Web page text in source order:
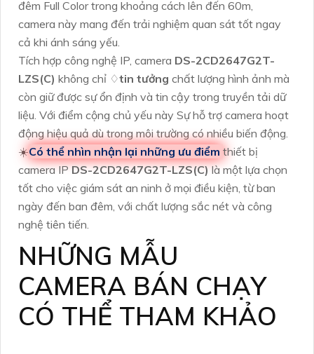
đêm Full Color trong khoảng cách lên đến 60m,
camera này mang đến trải nghiệm quan sát tốt ngay
cả khi ánh sáng yếu.
Tích hợp công nghệ IP, camera DS-2CD2647G2T-
LZS(C) không chỉ ♢tin tưởng chất lượng hình ảnh mà
còn giữ được sự ổn định và tin cậy trong truyền tải dữ
liệu. Với điểm cộng chủ yếu này Sự hỗ trợ camera hoạt
động hiệu quả dù trong môi trường có nhiều biến động.
☀️Có thể nhìn nhận lại những ưu điểm thiết bị
camera IPDS-2CD2647G2T-LZS(C)là một lựa chọn
tốt cho việc giám sát an ninh ở mọi điều kiện, từ ban
ngày đến ban đêm, với chất lượng sắc nét và công
nghệ tiên tiến.
NHỮNG MẪU
CAMERA BÁN CHẠY
CÓ THỂ THAM KHẢO